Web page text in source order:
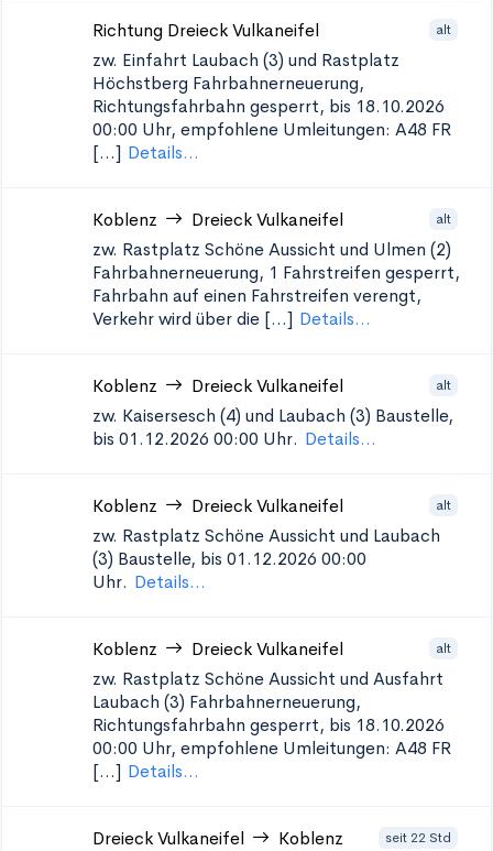
Richtung Dreieck Vulkaneifel alt
zw. Einfahrt Laubach (3) und Rastplatz
Höchstberg Fahrbahnerneuerung,
Richtungsfahrbahn gesperrt, bis 18.10.2026
00:00 Uhr, empfohlene Umleitungen: A48 FR
[...] Details...
Koblenz Dreieck Vulkaneifel alt
zw. Rastplatz Schöne Aussicht und Ulmen (2)
Fahrbahnerneuerung, 1 Fahrstreifen gesperrt,
Fahrbahn auf einen Fahrstreifen verengt,
Verkehr wird über die [...] Details...
Koblenz Dreieck Vulkaneifel alt
zw. Kaisersesch (4) und Laubach (3) Baustelle,
bis 01.12.2026 00:00 Uhr. Details...
Koblenz Dreieck Vulkaneifel alt
zw. Rastplatz Schöne Aussicht und Laubach
(3) Baustelle, bis 01.12.2026 00:00
Uhr. Details...
Koblenz Dreieck Vulkaneifel alt
zw. Rastplatz Schöne Aussicht und Ausfahrt
Laubach (3) Fahrbahnerneuerung,
Richtungsfahrbahn gesperrt, bis 18.10.2026
00:00 Uhr, empfohlene Umleitungen: A48 FR
[...] Details...
Dreieck Vulkaneifel Koblenz seit 22 Std